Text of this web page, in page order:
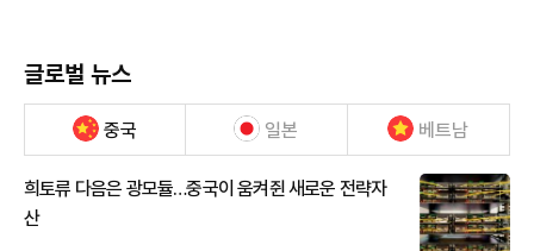
글로벌 뉴스
중국 일본 베트남
희토류 다음은 광모듈…중국이 움켜쥔 새로운 전략자
산